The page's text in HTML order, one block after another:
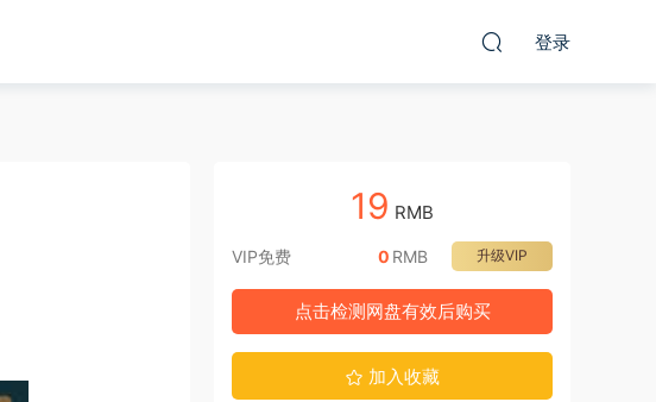
登录
19 RMB
VIP免费 升级VIP
0 RMB
点击检测网盘有效后购买
加入收藏